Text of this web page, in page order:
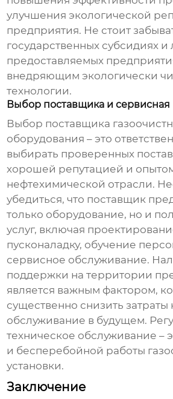
улучшения экологической
предприятия. Не стоит
государственных субсидиях и
предоставляемых
внедряющим экологически
технологии.
Выбор поставщика и
Выбор поставщика
оборудования – это
выбирать проверенных
хорошей репутацией и
нефтехимической отрасли.
убедиться, что поставщик
только оборудование, но и
услуг, включая
пусконаладку, обучение
сервисное обслуживание.
поддержки на территории
является важным фактором,
существенно снизить затраты
обслуживание в будущем.
техническое обслуживание –
и бесперебойной работы
установки.
Заключение